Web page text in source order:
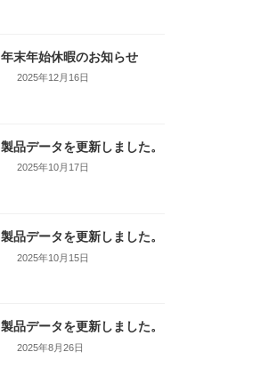
年末年始休暇のお知らせ
2025年12月16日
製品データを更新しました。
2025年10月17日
製品データを更新しました。
2025年10月15日
製品データを更新しました。
2025年8月26日